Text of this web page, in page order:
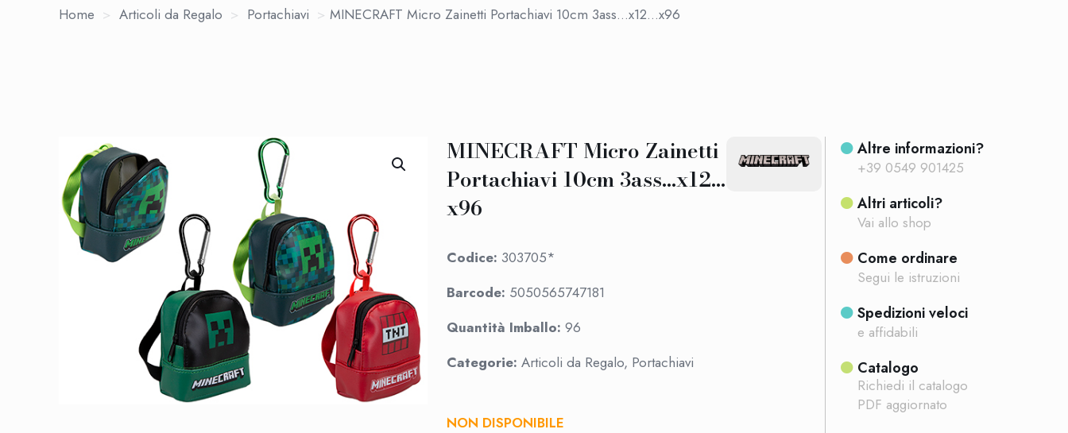
Home > Articoli da Regalo > Portachiavi > MINECRAFT Micro Zainetti Portachiavi 10cm 3ass…x12…x96
MINECRAFT Micro Zainetti
Portachiavi 10cm 3ass…x12…
x96
Codice: 303705*
Barcode: 5050565747181
Quantità Imballo: 96
Categorie: Articoli da Regalo, Portachiavi
NON DISPONIBILE
Altre informazioni?
+39 0549 901425
Altri articoli?
Vai allo shop
Come ordinare
Segui le istruzioni
Spedizioni veloci
e affidabili
Catalogo
Richiedi il catalogo
PDF aggiornato